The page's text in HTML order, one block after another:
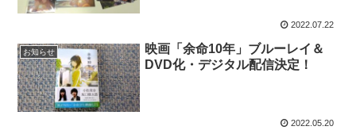
2022.07.22
お知らせ
映画「余命10年」ブルーレイ＆
DVD化・デジタル配信決定！
2022.05.20